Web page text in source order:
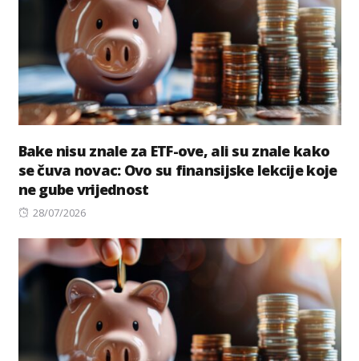
Bake nisu znale za ETF-ove, ali su znale kako
se čuva novac: Ovo su finansijske lekcije koje
ne gube vrijednost
Posted
28/07/2026